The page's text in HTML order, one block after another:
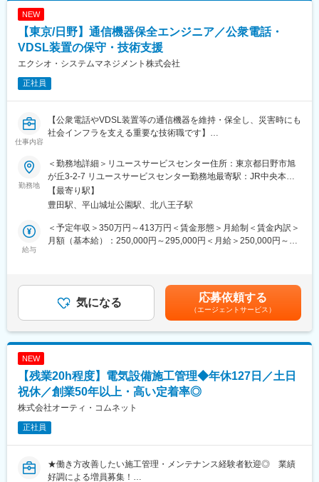
■業務内容：
・契約書を確認し、法的な遵守事項をチェック
・工事内容が法律に準拠しているかを確認し、問題点を洗い出し
・建物や土地のオーナーとの交渉を調整し、円滑なプロジェクト
運営をサポートする
■主要顧客
・NTTドコモ様、SoftBank様、KDDI様、楽天様等 通信キャリア企
業
・エクシオグループ様、ミライト・ワン様、日本コムシス様等 通
信建設企業
その他 NTT東日本様、NECネッツエスアイ様、NEXCO東日本様
入社後は先輩社員がOJTで手厚くフォローしてくれます。対応マ
ニュアル等もありキャッチアップが可能です。また営業担当との
定期的な面談や、社内のキャリアアドバイザーとの面談も活用す
いただきます。
★大手通信会社や関連会社で業務経験ができる
★平均残業時間は20時間程度、有給の取りやすい環境
★現場評価と自己申告制で評価
変更の範囲：会社の定める業務
NEW
【東京/日野】通信機器保全エンジニア／公衆電話・
VDSL装置の保守・技術支援
エクシオ・システムマネジメント株式会社
正社員
仕事内容
【公衆電話やVDSL装置等の通信機器を維持・保全し、災害時にも
社会インフラを支える重要な技術職です】
■業務概要
当社のDXエンジニアリング部にて、NTT東西が提供する公衆電話
機やVDSL装置など通信機器の維持・メンテナンス、部品抽出、技
術的サポート支援を担当いただきます。特に、災害時にも利用さ
れる公衆電話の社会的役割は再評価されており、安定的な運用を
継続するための保全業務に携わります。
■業務詳細
す。
・現場に設置された通信機器の定期的なメンテナンスや、不具合
発生時の技術的対応・修理を担当します。
■扱うサービス
公衆電話機、VDSL装置等、社会インフラを支える通信機器全般を
担当します。
しながら業務を推進します。
勤務地
＜勤務地詳細＞リユースサービスセンター住所：東京都日野市旭
が丘3-2-7 リユースサービスセンター勤務地最寄駅：JR中央本線
／豊田駅受動喫煙対策：屋内全面禁煙変更の範囲：会社の定める
事業所
【最寄り駅】
豊田駅、平山城址公園駅、北八王子駅
給与
＜予定年収＞350万円～413万円＜賃金形態＞月給制＜賃金内訳＞
月額（基本給）：250,000円～295,000円＜月給＞250,000円～
能性があります。月給(月額)は固定手当を含めた表記です。
気になる 応募依頼する
（エージェントサービス）
NEW
【残業20h程度】電気設備施工管理◆年休127日／土日
祝休／創業50年以上・高い定着率◎
株式会社オーティ・コムネット
正社員
★働き方改善したい施工管理・メンテナンス経験者歓迎◎ 業績
好調による増員募集！